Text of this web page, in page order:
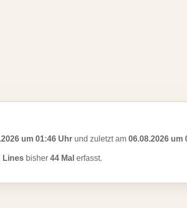
um 01:46 Uhr und zuletzt am 06.08.2026 um
Lines bisher 44 Mal erfasst.